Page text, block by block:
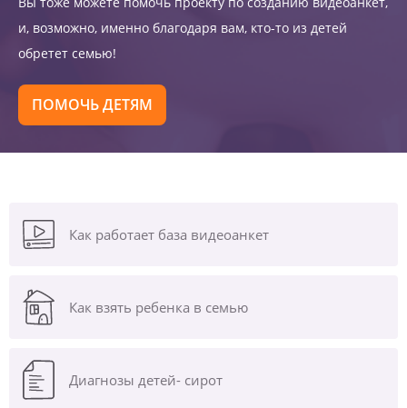
и, возможно, именно благодаря вам, кто-то из детей
обретет семью!
ПОМОЧЬ ДЕТЯМ
Как работает база видеоанкет
Как взять ребенка в семью
Диагнозы детей- сирот